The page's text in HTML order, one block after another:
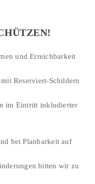
und Erreichbarkeit
Reserviert-Schildern
im Eintritt inkludierter
bei Planbarkeit auf
bitten wir zu